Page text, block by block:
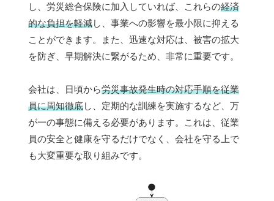
し、労災総合保険に加入していれば、これらの経済
的な負担を軽減し、事業への影響を最小限に抑える
ことができます。また、迅速な対応は、被害の拡大
を防ぎ、早期解決に繋がるため、非常に重要です。
会社は、日頃から労災事故発生時の対応手順を従業
員に周知徹底し、定期的な訓練を実施するなど、万
が一の事態に備える必要があります。これは、従業
員の安全と健康を守るだけでなく、会社を守る上で
も大変重要な取り組みです。